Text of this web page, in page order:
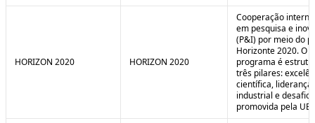
HORIZON 2020 HORIZON 2020
Cooperação
em pesquisa e
(P&I) por meio do
Horizonte 2020. O
programa é
três pilares:
científica, liderança
industrial e
promovida pela UE.